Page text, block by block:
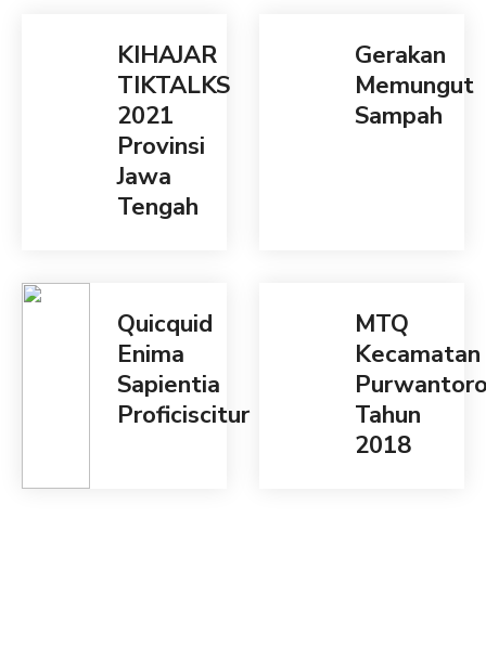
KIHAJAR
TIKTALKS
2021
Provinsi
Jawa
Tengah
Gerakan
Memungut
Sampah
Quicquid
Enima
Sapientia
Proficiscitur
MTQ
Kecamatan
Tahun
2018